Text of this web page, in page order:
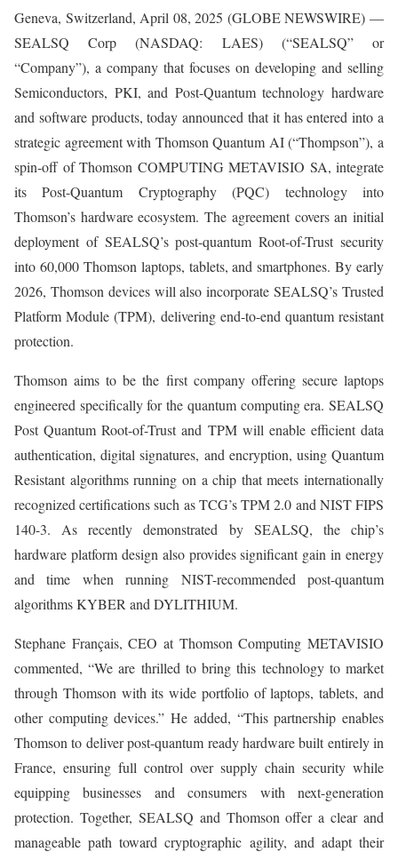
Geneva, Switzerland, April 08, 2025 (GLOBE NEWSWIRE) —
SEALSQ Corp (NASDAQ: LAES) (“SEALSQ” or
“Company”), a company that focuses on developing and selling
Semiconductors, PKI, and Post-Quantum technology hardware
and software products, today announced that it has entered into a
strategic agreement with Thomson Quantum AI (“Thompson”), a
spin-off of Thomson COMPUTING METAVISIO SA, integrate
its Post-Quantum Cryptography (PQC) technology into
Thomson’s hardware ecosystem. The agreement covers an initial
deployment of SEALSQ’s post-quantum Root-of-Trust security
into 60,000 Thomson laptops, tablets, and smartphones. By early
2026, Thomson devices will also incorporate SEALSQ’s Trusted
Platform Module (TPM), delivering end-to-end quantum resistant
protection.
Thomson aims to be the first company offering secure laptops
engineered specifically for the quantum computing era. SEALSQ
Post Quantum Root-of-Trust and TPM will enable efficient data
authentication, digital signatures, and encryption, using Quantum
Resistant algorithms running on a chip that meets internationally
recognized certifications such as TCG’s TPM 2.0 and NIST FIPS
140-3. As recently demonstrated by SEALSQ, the chip’s
hardware platform design also provides significant gain in energy
and time when running NIST-recommended post-quantum
algorithms KYBER and DYLITHIUM.
Stephane Français, CEO at Thomson Computing METAVISIO
commented, “We are thrilled to bring this technology to market
through Thomson with its wide portfolio of laptops, tablets, and
other computing devices.” He added, “This partnership enables
Thomson to deliver post-quantum ready hardware built entirely in
France, ensuring full control over supply chain security while
equipping businesses and consumers with next-generation
protection. Together, SEALSQ and Thomson offer a clear and
manageable path toward cryptographic agility, and adapt their